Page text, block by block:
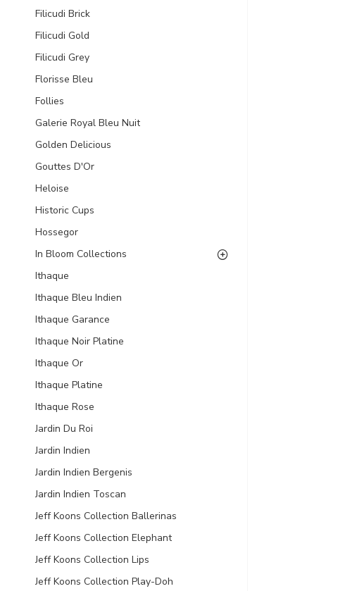
Filicudi Brick
Filicudi Gold
Filicudi Grey
Florisse Bleu
Follies
Galerie Royal Bleu Nuit
Golden Delicious
Gouttes D'Or
Heloise
Historic Cups
Hossegor
In Bloom Collections
Ithaque
Ithaque Bleu Indien
Ithaque Garance
Ithaque Noir Platine
Ithaque Or
Ithaque Platine
Ithaque Rose
Jardin Du Roi
Jardin Indien
Jardin Indien Bergenis
Jardin Indien Toscan
Jeff Koons Collection Ballerinas
Jeff Koons Collection Elephant
Jeff Koons Collection Lips
Jeff Koons Collection Play-Doh